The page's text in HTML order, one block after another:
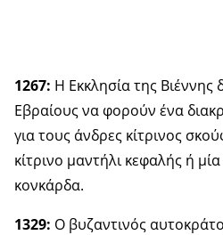
1267: Η Εκκλησία της Βιέννης
Εβραίους να φορούν ένα
για τους άνδρες κίτρινος
κίτρινο μαντήλι κεφαλής ή
κονκάρδα.
1329: Ο βυζαντινός